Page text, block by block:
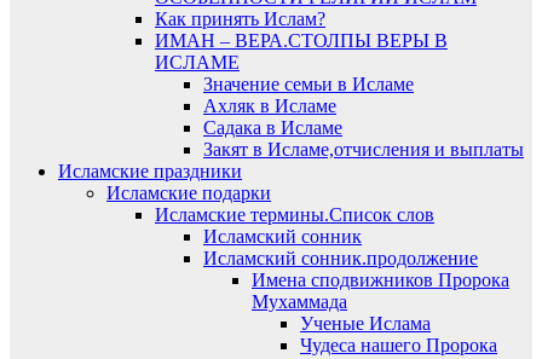
Как принять Ислам?
ИМАН – ВЕРА.СТОЛПЫ ВЕРЫ В
ИСЛАМЕ
Значение семьи в Исламе
Ахляк в Исламе
Садака в Исламе
Закят в Исламе,отчисления и выплаты
Исламские праздники
Исламские подарки
Исламские термины.Список слов
Исламский сонник
Исламский сонник.продолжение
Имена сподвижников Пророка
Мухаммада
Ученые Ислама
Чудеса нашего Пророка